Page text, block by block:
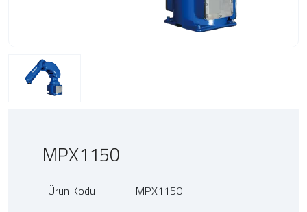
MPX1150
Ürün Kodu :
MPX1150